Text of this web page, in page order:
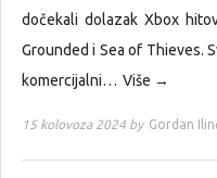
dočekali dolazak Xbox
Grounded i Sea of Thieves.
komercijalni… Više →
15 kolovoza 2024 by Gordan